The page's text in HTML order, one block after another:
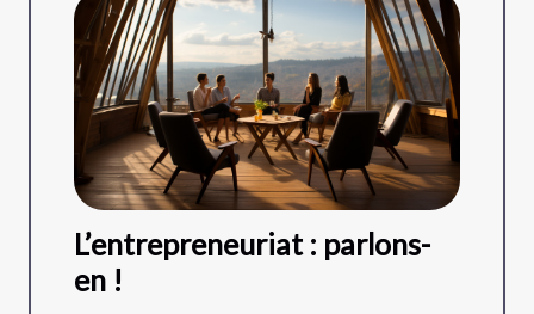
L’entrepreneuriat : parlons-
en !